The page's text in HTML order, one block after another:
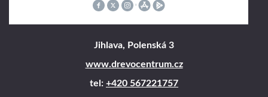
Jihlava, Polenská 3
www.drevocentrum.cz
tel: +420 567221757